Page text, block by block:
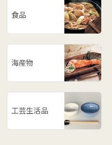
食品
海産物
工芸生活品